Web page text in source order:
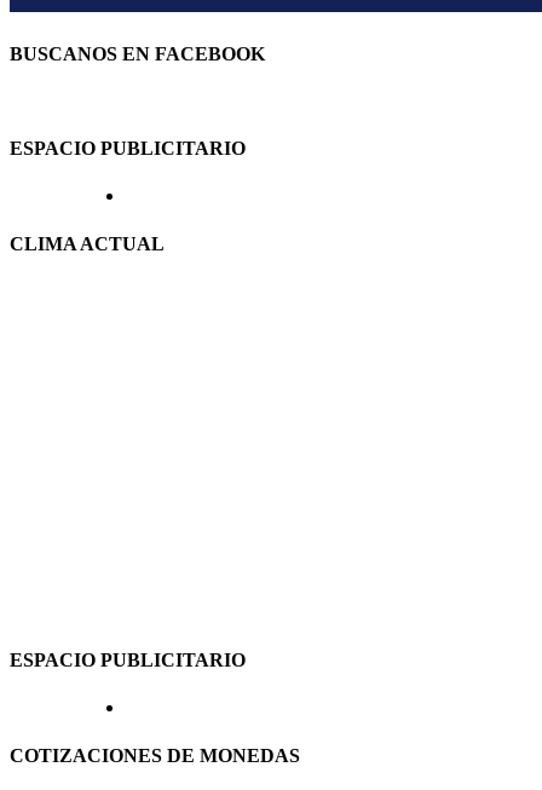
BUSCANOS EN FACEBOOK
ESPACIO PUBLICITARIO
CLIMA ACTUAL
ESPACIO PUBLICITARIO
COTIZACIONES DE MONEDAS